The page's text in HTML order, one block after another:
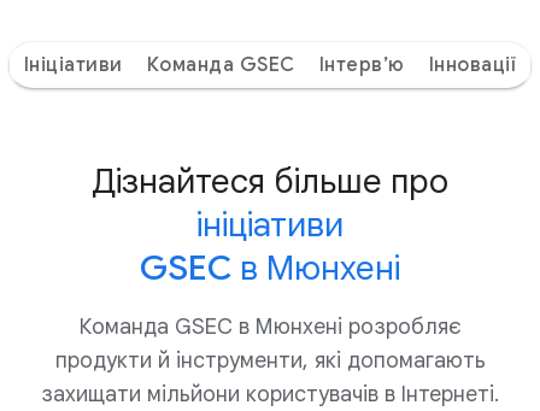
Ініціативи Команда GSEC Інтерв’ю Інновації
Дізнайтеся більше про
ініціативи
GSEC в Мюнхені
Команда GSEC в Мюнхені розробляє
продукти й інструменти, які допомагають
захищати мільйони користувачів в Інтернеті.